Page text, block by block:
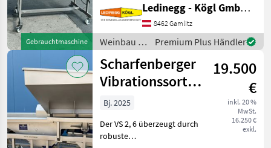
Gebrauchtmaschine
Abbeeren, komplett aus
Edelstahl Beschreibung: Die
Scharfenberger Euro Select
wurde für ein besonders
Ledinegg - Kögl GmbH - Obst- und Weinbautechnik
8462 Gamlitz
Weinbau /
Scharfenberger
Premium Plus Händler
Scharfenberger
Vibrationssortiertisch
VS 2,6
19.500
€
inkl. 20 %
MwSt.
16.250 €
exkl.
Bj. 2025
Der VS 2, 6 überzeugt durch
robuste